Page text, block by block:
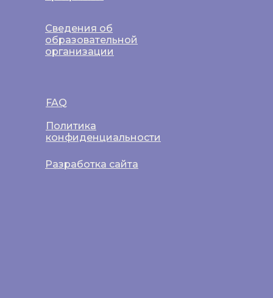
Сведения об
образовательной
организации
FAQ
Политика
конфиденциальности
Разработка сайта